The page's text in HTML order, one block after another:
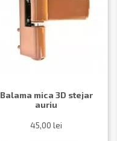
Balama mica 3D stejar
auriu
45,00 lei